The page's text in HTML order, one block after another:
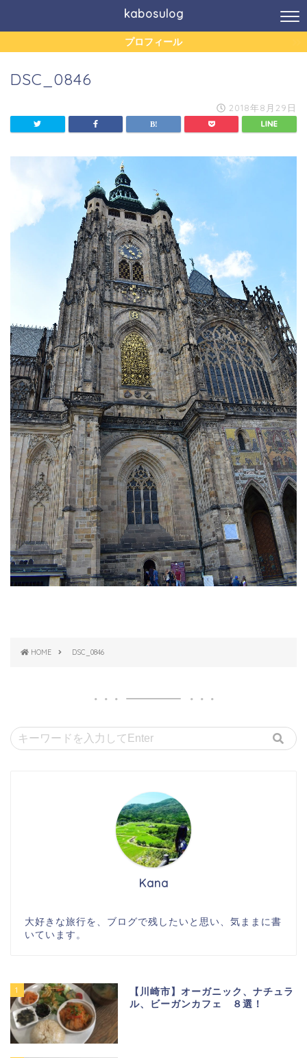
kabosulog
プロフィール
DSC_0846
2018年8月29日
HOME DSC_0846
Kana
大好きな旅行を、ブログで残したいと思い、気ままに書
いています。
1
【川崎市】オーガニック、ナチュラ
ル、ビーガンカフェ ８選！